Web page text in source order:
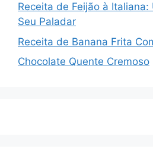
Receita de Feijão à
Seu Paladar
Receita de Banana Frita
Chocolate Quente Cremoso